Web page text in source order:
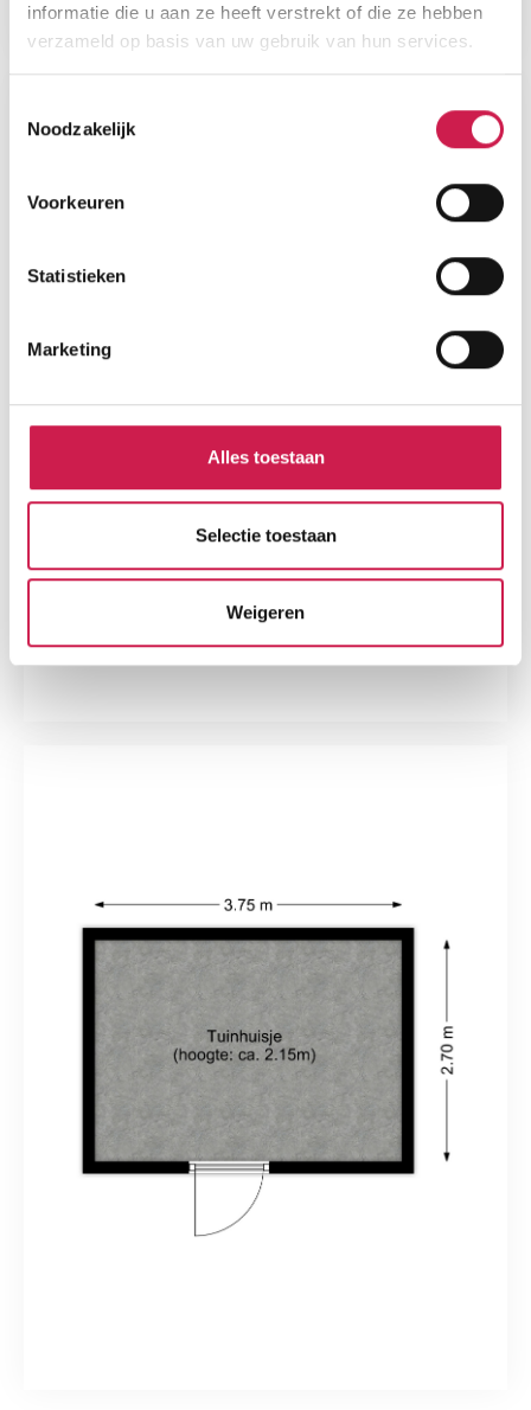
informatie die u aan ze heeft verstrekt of die ze hebben
verzameld op basis van uw gebruik van hun services.
Noodzakelijk
Voorkeuren
Statistieken
Marketing
Alles toestaan
Selectie toestaan
Weigeren